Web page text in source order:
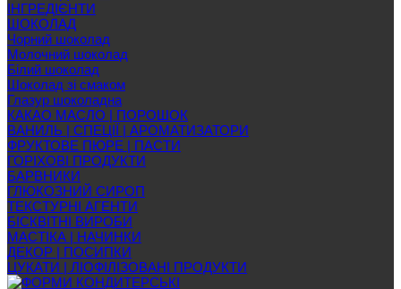
ІНГРЕДІЄНТИ
ШОКОЛАД
Чорний шоколад
Молочний шоколад
Білий шоколад
Шоколад зі смаком
Глазур шоколадна
КАКАО МАСЛО | ПОРОШОК
ВАНИЛЬ | СПЕЦІЇ | АРОМАТИЗАТОРИ
ФРУКТОВЕ ПЮРЕ | ПАСТИ
ГОРІХОВІ ПРОДУКТИ
БАРВНИКИ
ГЛЮКОЗНИЙ СИРОП
ТЕКСТУРНІ АГЕНТИ
БІСКВІТНІ ВИРОБИ
МАСТІКА | НАЧИНКИ
ДЕКОР | ПОСИПКИ
ЦУКАТИ | ЛІОФІЛІЗОВАНІ ПРОДУКТИ